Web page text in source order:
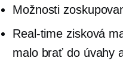
Možnosti
Real-time zisková
malo brať do úvahy